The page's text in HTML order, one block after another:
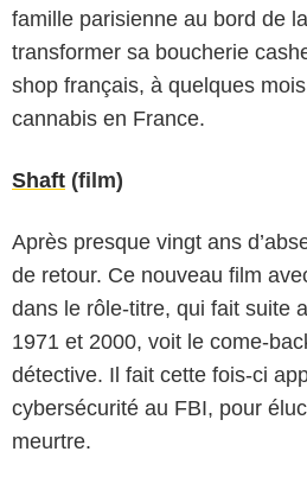
famille parisienne au bord de
transformer sa boucherie
shop français, à quelques
cannabis en France.
Shaft (film)
Après presque vingt ans
de retour. Ce nouveau film
dans le rôle-titre, qui fait suite
1971 et 2000, voit le come-
détective. Il fait cette fois-ci
cybersécurité au FBI, pour
meurtre.
Netflix